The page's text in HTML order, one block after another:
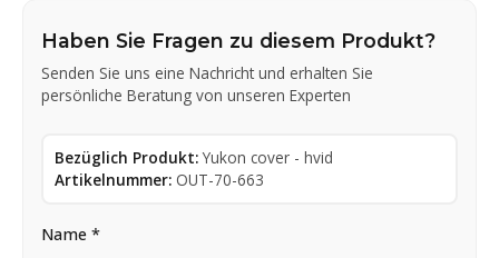
Haben Sie Fragen zu diesem Produkt?
Senden Sie uns eine Nachricht und erhalten Sie
persönliche Beratung von unseren Experten
Bezüglich Produkt: Yukon cover - hvid
Artikelnummer: OUT-70-663
Name *